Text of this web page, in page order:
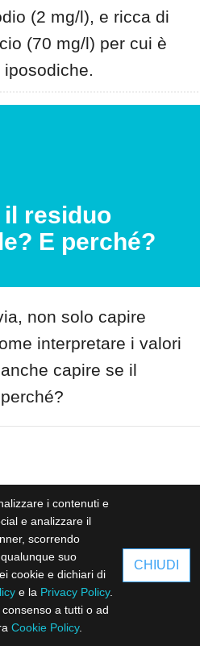
(2 mg/l), e ricca di
(70 mg/l) per cui è
il residuo
E perché?
non solo capire
interpretare i valori
capire se il
i contenuti e
e analizzare il
scorrendo
suo
cookie e dichiari di
e la Privacy Policy.
a tutti o ad
Cookie Policy.
CHIUDI